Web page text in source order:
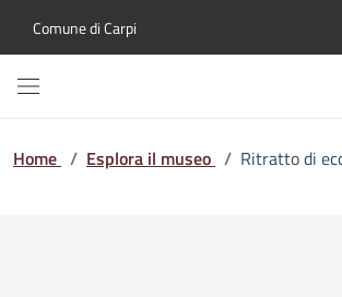
Comune di Carpi
Home / Esplora il museo / Ritratto di